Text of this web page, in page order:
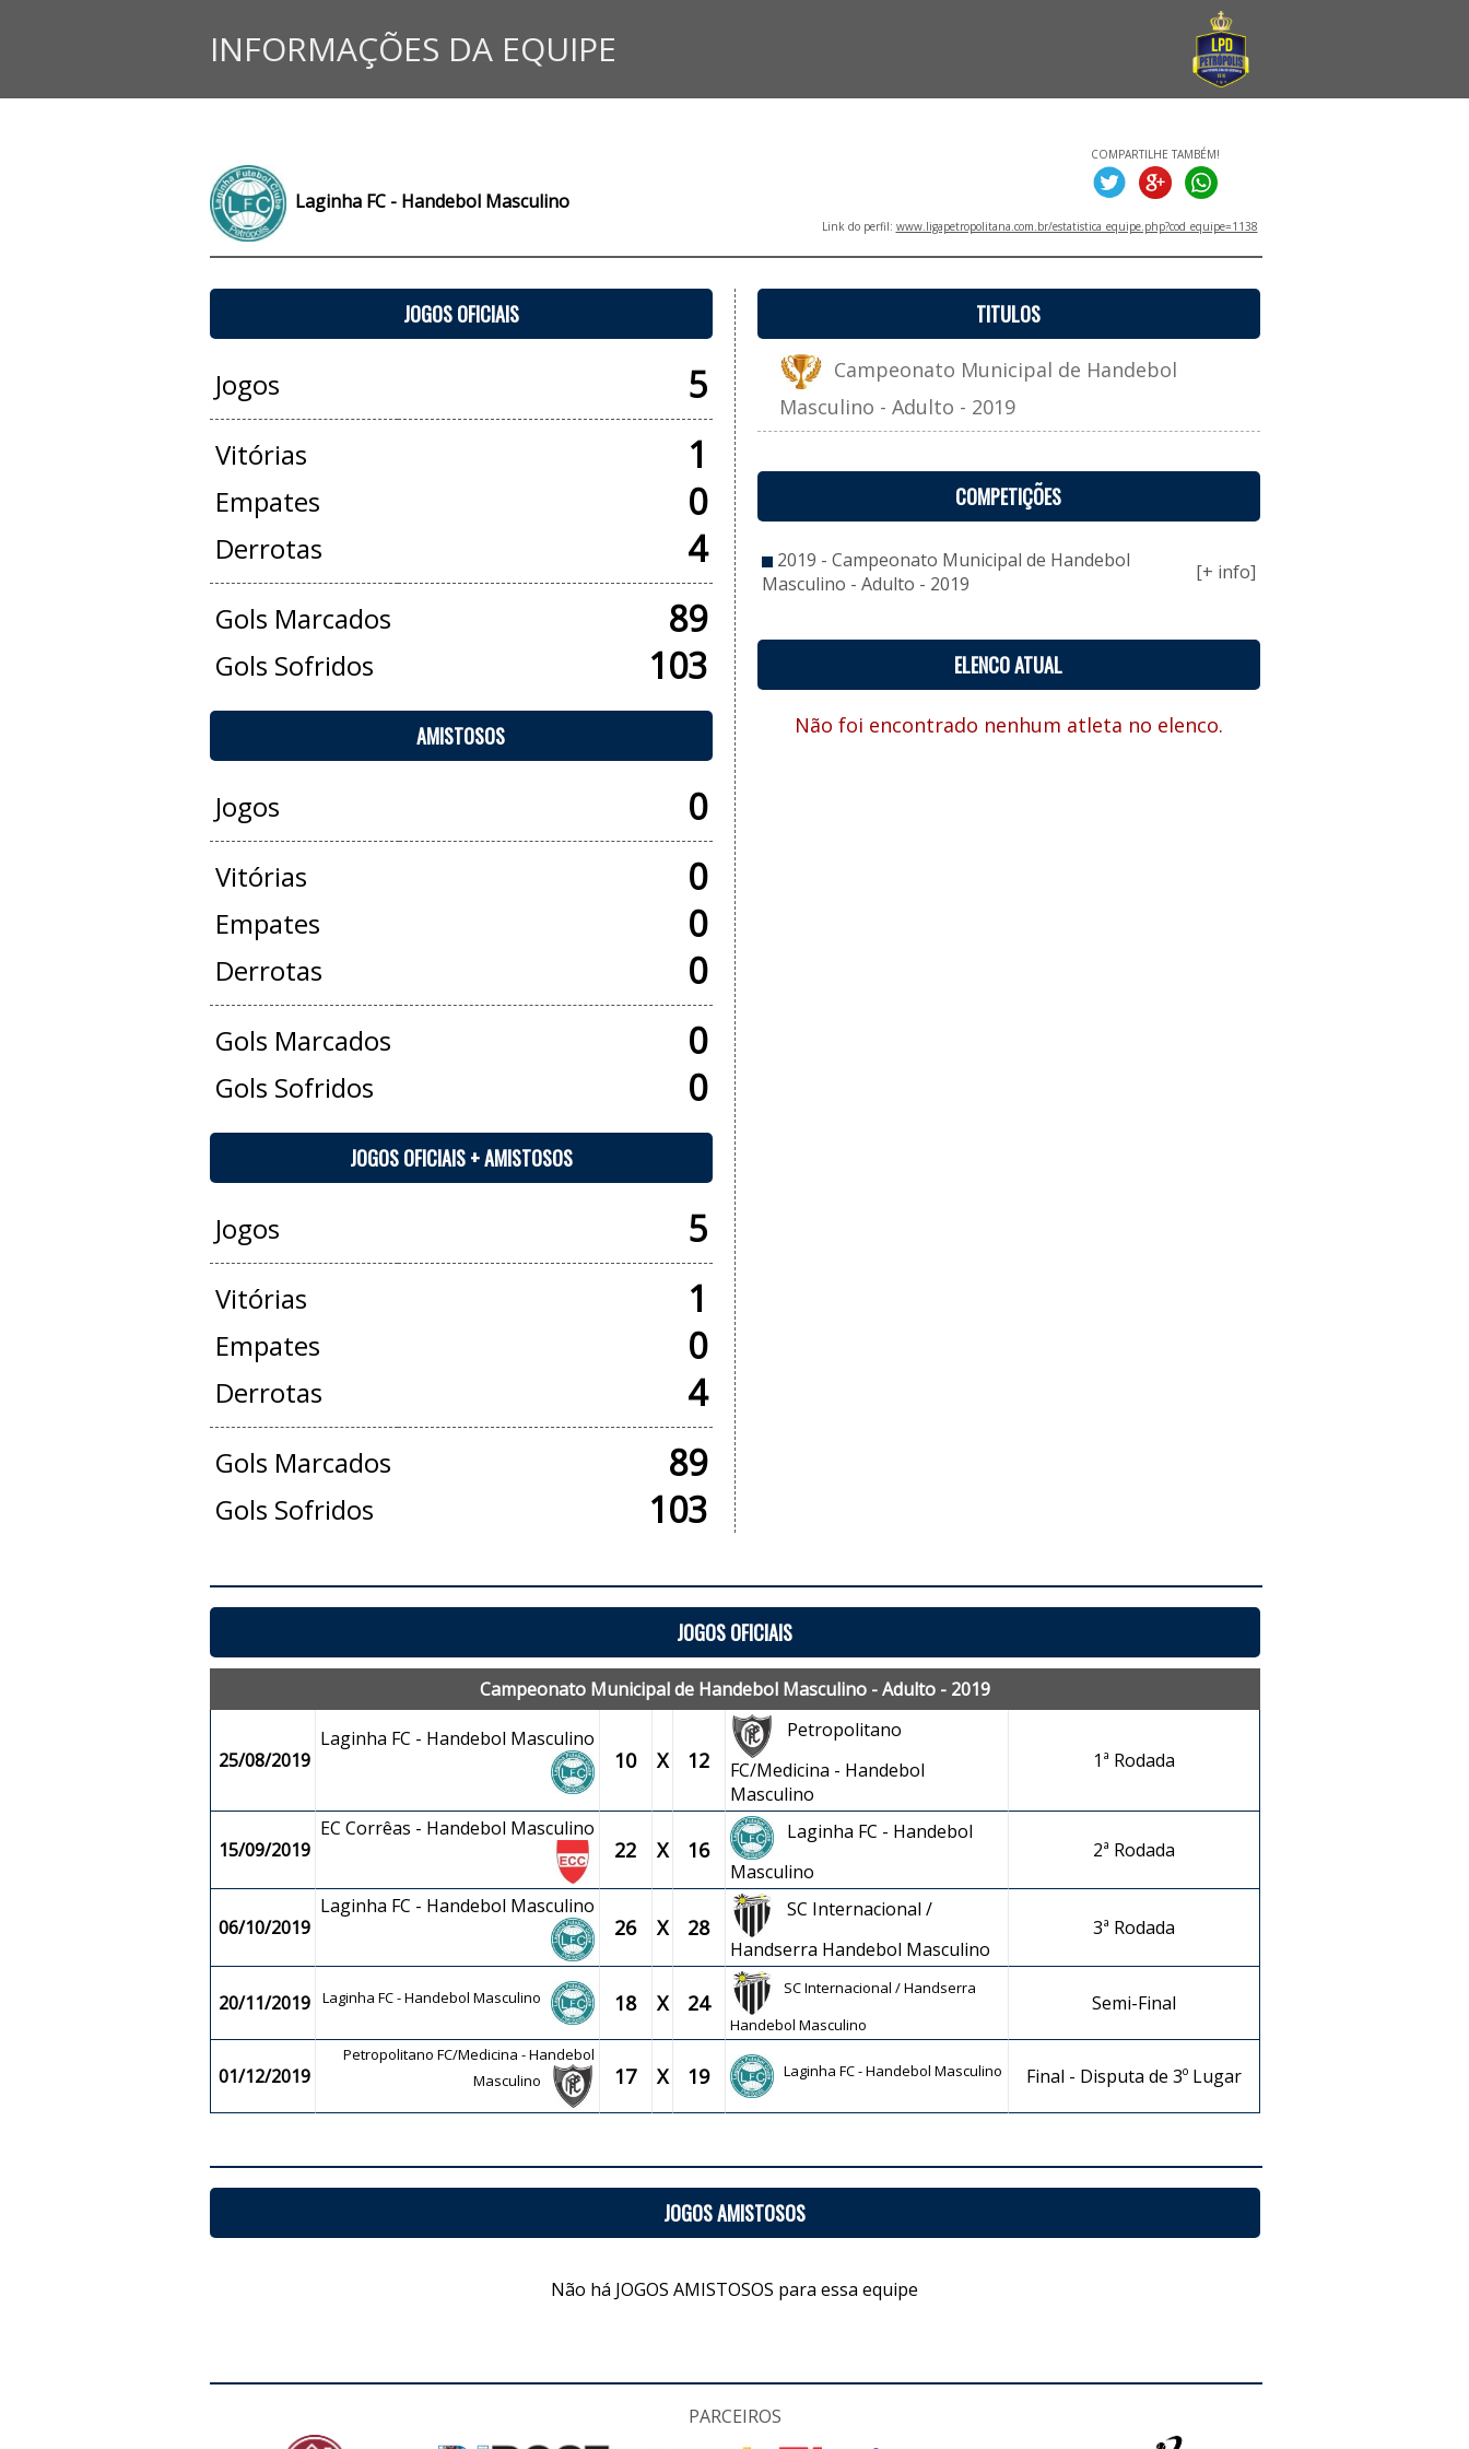
INFORMAÇÕES DA EQUIPE
Laginha FC - Handebol Masculino
COMPARTILHE TAMBÉM!
Link do perfil: www.ligapetropolitana.com.br/estatistica_equipe.php?cod_equipe=1138
JOGOS OFICIAIS
Jogos 5
Vitórias 1
Empates 0
Derrotas 4
Gols Marcados 89
Gols Sofridos 103
AMISTOSOS
Jogos 0
Vitórias 0
Empates 0
Derrotas 0
Gols Marcados 0
Gols Sofridos 0
JOGOS OFICIAIS + AMISTOSOS
Jogos 5
Vitórias 1
Empates 0
Derrotas 4
Gols Marcados 89
Gols Sofridos 103
TITULOS
Campeonato Municipal de Handebol
Masculino - Adulto - 2019
COMPETIÇÕES
2019 - Campeonato Municipal de Handebol
Masculino - Adulto - 2019
[+ info]
ELENCO ATUAL
Não foi encontrado nenhum atleta no elenco.
JOGOS OFICIAIS
Campeonato Municipal de Handebol Masculino - Adulto - 2019
25/08/2019
Laginha FC - Handebol Masculino
10 X 12
Petropolitano
FC/Medicina - Handebol
Masculino
1ª Rodada
15/09/2019
EC Corrêas - Handebol Masculino
22 X 16
Laginha FC - Handebol
Masculino
2ª Rodada
06/10/2019
Laginha FC - Handebol Masculino
26 X 28
SC Internacional /
Handserra Handebol Masculino
3ª Rodada
20/11/2019 Laginha FC - Handebol Masculino 18 X 24
SC Internacional / Handserra
Handebol Masculino
Semi-Final
01/12/2019
Petropolitano FC/Medicina - Handebol
Masculino
17 X 19 Laginha FC - Handebol Masculino Final - Disputa de 3º Lugar
JOGOS AMISTOSOS
Não há JOGOS AMISTOSOS para essa equipe
PARCEIROS